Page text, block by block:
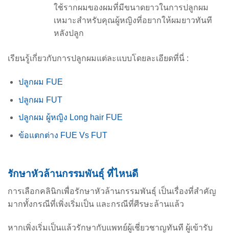
ใช้รากผมของผมที่มีขนาดยาวในการปลูกผม
เหมาะสำหรับคุณผู้หญิงที่อยากให้ผมยาวทันที
หลังปลูก
เรียนรู้เกี่ยวกับการปลูกผมแต่ละแบบโดยละเอียดที่นี่ :
ปลูกผม FUE
ปลูกผม FUT
ปลูกผม ผู้หญิง Long hair FUE
ข้อแตกต่าง FUE Vs FUT
รักษาหัวล้านกรรมพันธุ์ ที่ไหนดี
การเลือกคลินิกเพื่อรักษาหัวล้านกรรมพันธุ์ เป็นเรื่องที่สำคัญ
มากทั้งกรณีที่เพิ่งเริ่มเป็น และกรณีที่ศีรษะล้านแล้ว
หากเพิ่งเริ่มเป็นแล้วรักษากับแพทย์ผู้เชี่ยวชาญทันที ผู้เข้ารับ